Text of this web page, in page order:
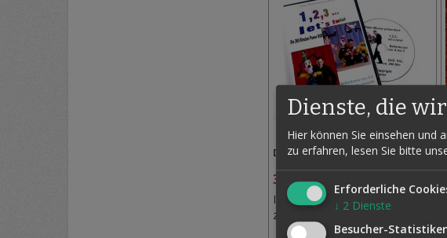
DVD 1, 2, 3... LET'S TWIST
33,95 €
Inkl. MwSt.,
zzgl.
Versand
Auf
Dienste, die
Hier können Sie einsehen und
zu erfahren, lesen Sie bitte
Erforderliche
↓ 2 Dienste
Besucher-